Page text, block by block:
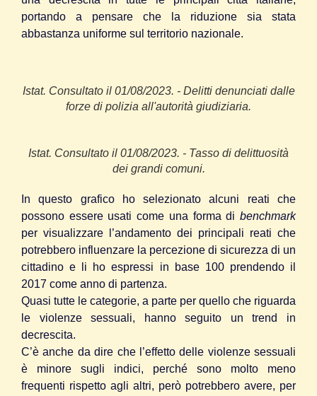
portando a pensare che la riduzione sia stata
abbastanza uniforme sul territorio nazionale.
Istat. Consultato il 01/08/2023. - Delitti denunciati dalle
forze di polizia all'autorità giudiziaria.
Istat. Consultato il 01/08/2023. - Tasso di delittuosità
dei grandi comuni.
In questo grafico ho selezionato alcuni reati che
possono essere usati come una forma di benchmark
per visualizzare l’andamento dei principali reati che
potrebbero influenzare la percezione di sicurezza di un
cittadino e li ho espressi in base 100 prendendo il
2017 come anno di partenza.
Quasi tutte le categorie, a parte per quello che riguarda
le violenze sessuali, hanno seguito un trend in
decrescita.
C’è anche da dire che l’effetto delle violenze sessuali
è minore sugli indici, perché sono molto meno
frequenti rispetto agli altri, però potrebbero avere, per